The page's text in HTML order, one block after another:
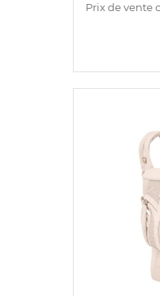
Prix de vente